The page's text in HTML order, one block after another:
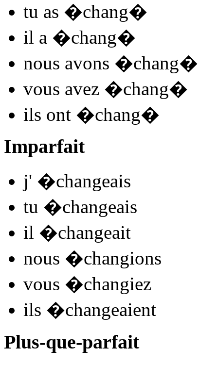
tu as �chang�
il a �chang�
nous avons �chang�
vous avez �chang�
ils ont �chang�
Imparfait
j' �changeais
tu �changeais
il �changeait
nous �changions
vous �changiez
ils �changeaient
Plus-que-parfait